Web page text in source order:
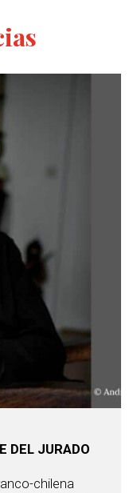
DEL JURADO
chilena